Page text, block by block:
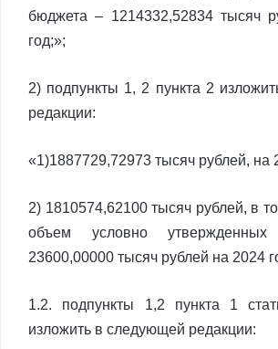
бюджета – 1214332,52834 тысяч
год;»;
2) подпункты 1, 2 пункта 2
редакции:
«1)1887729,72973 тысяч рублей, на
2) 1810574,62100 тысяч рублей, в
объем условно
23600,00000 тысяч рублей на 2024
1.2. подпункты 1,2 пункта 1
изложить в следующей редакции: